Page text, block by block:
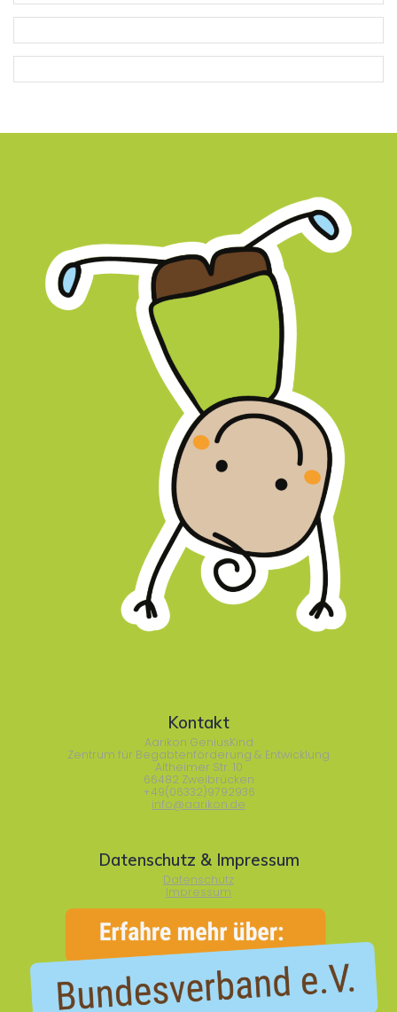
Kontakt
Aarikon GeniusKind
Zentrum für Begabtenförderung & Entwicklung
Altheimer Str. 10
66482 Zweibrücken
+49(06332)9792936
info@aarikon.de
Datenschutz & Impressum
Datenschutz
Impressum